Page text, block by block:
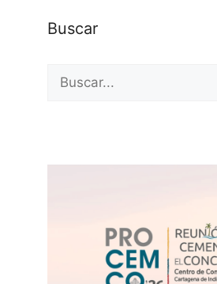
Buscar
Buscar: